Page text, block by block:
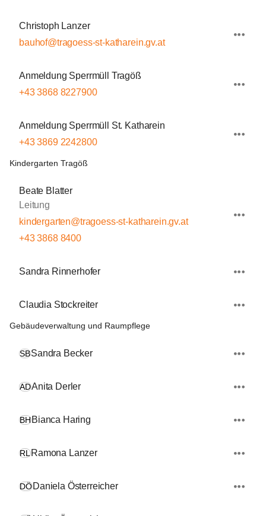
Christoph Lanzer
bauhof@tragoess-st-katharein.gv.at
Anmeldung Sperrmüll Tragöß
+43 3868 8227900
Anmeldung Sperrmüll St. Katharein
+43 3869 2242800
Kindergarten Tragöß
Beate Blatter
Leitung
kindergarten@tragoess-st-katharein.gv.at
+43 3868 8400
Sandra Rinnerhofer
Claudia Stockreiter
Gebäudeverwaltung und Raumpflege
SBSandra Becker
ADAnita Derler
BHBianca Haring
RLRamona Lanzer
DÖDaniela Österreicher